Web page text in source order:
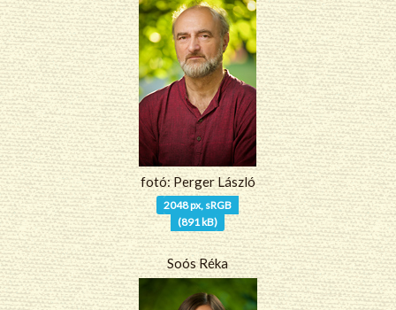
fotó: Perger László
2048 px, sRGB
(891 kB)
Soós Réka